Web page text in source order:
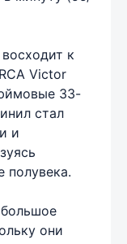
к
Victor
33-
стал
и
полувека.
они